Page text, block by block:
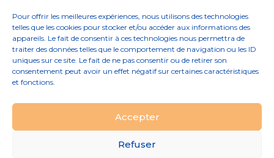
Pour offrir les meilleures expériences, nous utilisons des technologies
telles que les cookies pour stocker et/ou accéder aux informations des
appareils. Le fait de consentir à ces technologies nous permettra de
traiter des données telles que le comportement de navigation ou les ID
uniques sur ce site. Le fait de ne pas consentir ou de retirer son
consentement peut avoir un effet négatif sur certaines caractéristiques
et fonctions.
Accepter
Refuser
avril 2023
mars 2023
Principale
02 96 52 68 68